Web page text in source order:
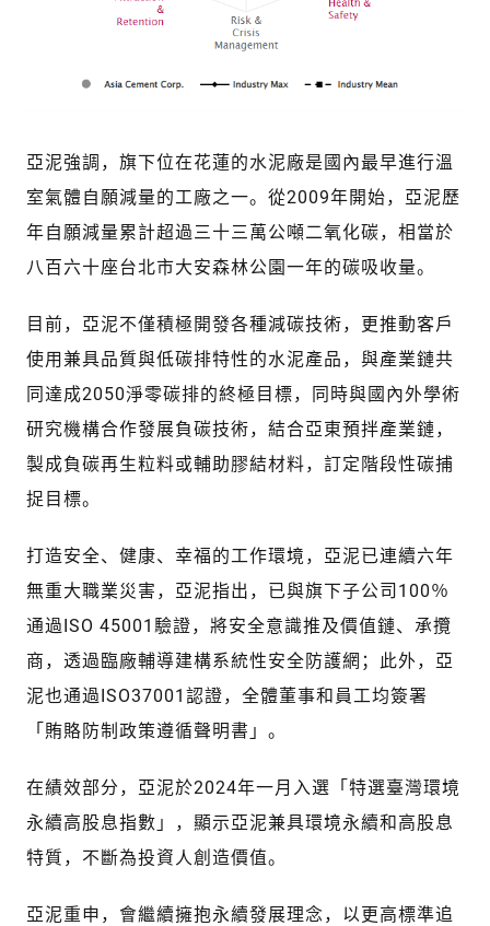
亞泥強調，旗下位在花蓮的水泥廠是國內最早進行溫
室氣體自願減量的工廠之一。從2009年開始，亞泥歷
年自願減量累計超過三十三萬公噸二氧化碳，相當於
八百六十座台北市大安森林公園一年的碳吸收量。
目前，亞泥不僅積極開發各種減碳技術，更推動客戶
使用兼具品質與低碳排特性的水泥產品，與產業鏈共
同達成2050淨零碳排的終極目標，同時與國內外學術
研究機構合作發展負碳技術，結合亞東預拌產業鏈，
製成負碳再生粒料或輔助膠結材料，訂定階段性碳捕
捉目標。
打造安全、健康、幸福的工作環境，亞泥已連續六年
無重大職業災害，亞泥指出，已與旗下子公司100％
通過ISO 45001驗證，將安全意識推及價值鏈、承攬
商，透過臨廠輔導建構系統性安全防護網；此外，亞
泥也通過ISO37001認證，全體董事和員工均簽署
「賄賂防制政策遵循聲明書」。
在績效部分，亞泥於2024年一月入選「特選臺灣環境
永續高股息指數」，顯示亞泥兼具環境永續和高股息
特質，不斷為投資人創造價值。
亞泥重申，會繼續擁抱永續發展理念，以更高標準追